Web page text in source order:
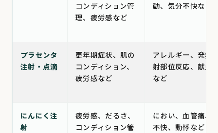
コンディション管
理、疲労感など
動、気分不快など
プラセンタ
注射・点滴
更年期症状、肌の
コンディション、
疲労感など
アレルギー、発熱
射部位反応、献血
など
にんにく注
射
疲労感、だるさ、
コンディション管
におい、血管痛、
不快、動悸など